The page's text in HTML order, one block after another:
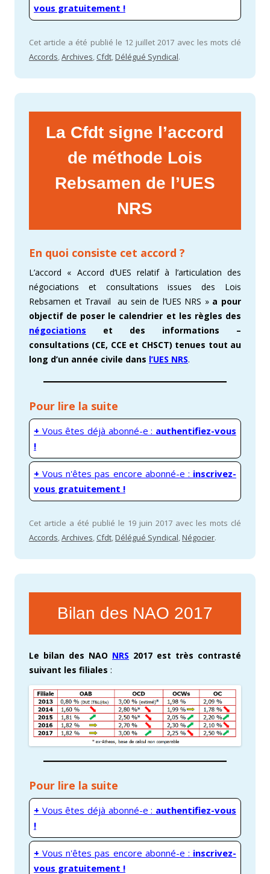
vous gratuitement !
Cet article a été publié le 12 juillet 2017 avec les mots clé
Accords,Archives, Cfdt,Délégué Syndical.
La Cfdt signe l’accord
de méthode Lois
Rebsamen de l’UES
NRS
En quoi consiste cet accord ?
L’accord « Accord d’UES relatif à l’articulation des
négociations et consultations issues des Lois
Rebsamen et Travail au sein de l’UES NRS » a pour
objectif de poser le calendrier et les règles des
négociations et des informations –
consultations (CE, CCE et CHSCT) tenues tout au
long d’un année civile dans l’UES NRS.
Pour lire la suite
+ Vous êtes déjà abonné-e : authentifiez-vous
!
+ Vous n'êtes pas encore abonné-e : inscrivez-
vous gratuitement !
Cet article a été publié le 19 juin 2017 avec les mots clé
Accords,Archives, Cfdt,Délégué Syndical,Négocier.
Bilan des NAO 2017
Le bilan des NAO NRS 2017 est très contrasté
suivant les filiales :
Pour lire la suite
+ Vous êtes déjà abonné-e : authentifiez-vous
!
+ Vous n'êtes pas encore abonné-e : inscrivez-
vous gratuitement !